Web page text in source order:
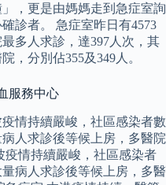
，更是由媽媽走到急症室詢
診者。 急症室昨日有4573
多人求診，達397人次，其
，分別佔355及349人。
服務中心
情持續嚴峻，社區感染者數
人求診後等候上房，多醫院
疫情持續嚴峻，社區感染者
病人求診後等候上房，多醫